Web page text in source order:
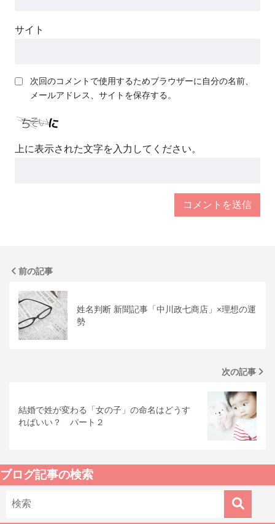
サイト
次回のコメントで使用するためブラウザーに自分の名前、
メールアドレス、サイトを保存する。
上に表示された文字を入力してください。
前の記事
姓名判断 新聞記事「中川政七商店」×理想の運
勢
次の記事
結婚で姓が変わる「女の子」の命名はどうす
ればいい？ パート２
ブログ記事の検索